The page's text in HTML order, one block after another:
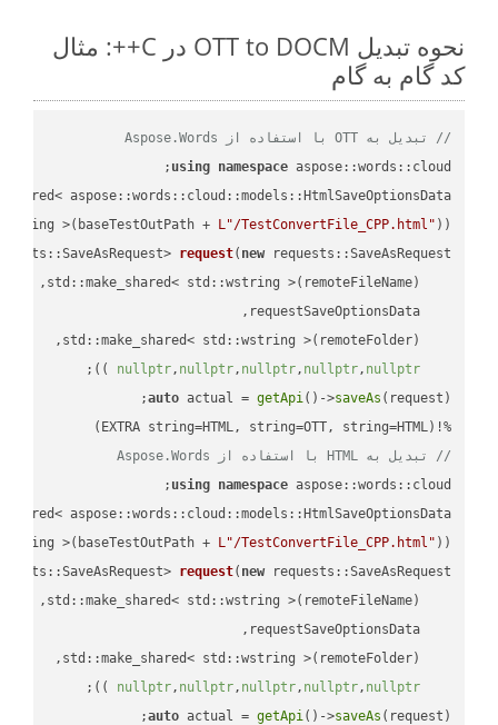
نحوه تبدیل OTT to DOCM در C++: مثال
کد گام به گام
// تبدیل به OTT با استفاده از Aspose.Words
using namespace aspose::words::cloud;
>(baseTestOutPath + L"/TestConvertFile_CPP.html" ));
request( new
nullptr, nullptr, nullptr, nullptr, nullptr
))
;
auto actual = getApi()->saveAs
%!(EXTRA string=HTML, string=OTT, string=HTML)
// تبدیل به HTML با استفاده از Aspose.Words
using namespace aspose::words::cloud;
>(baseTestOutPath + L"/TestConvertFile_CPP.html" ));
request( new
nullptr, nullptr, nullptr, nullptr, nullptr
))
;
auto actual = getApi()->saveAs